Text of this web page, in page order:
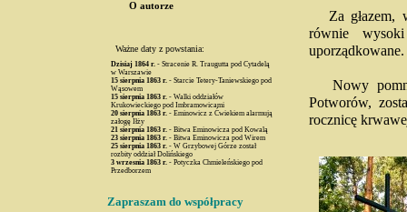
O autorze
Ważne daty z powstania:
Dzisiaj 1864 r.- Stracenie R. Traugutta pod Cytadelą
w Warszawie
15 sierpnia 1863 r.- Starcie Tetery-Taniewskiego pod
Wąsowem
15 sierpnia 1863 r.- Walki oddziałów
Krukowieckiego pod Imbramowicami
20 sierpnia 1863 r.- Eminowicz z Ćwiekiem alarmują
załogę Iłży
21 sierpnia 1863 r.- Bitwa Eminowicza pod Kowalą
23 sierpnia 1863 r.- Bitwa Eminowicza pod Wirem
25 sierpnia 1863 r.- W Grzybowej Górze został
rozbity oddział Dolińskiego
3 wrzesnia 1863 r.- Potyczka Chmieleńskiego pod
Przedborzem
Zapraszam do współpracy
Za głazem,
równie
Nowy
Potworów,
rocznicę